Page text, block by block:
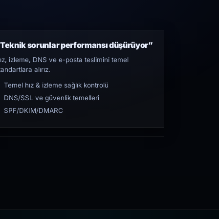
sorunlar performansı düşürüyor”
izleme, DNS ve e-posta teslimini temel
alırız.
Temel hız & izleme sağlık kontrolü
DNS/SSL ve güvenlik temelleri
SPF/DKIM/DMARC